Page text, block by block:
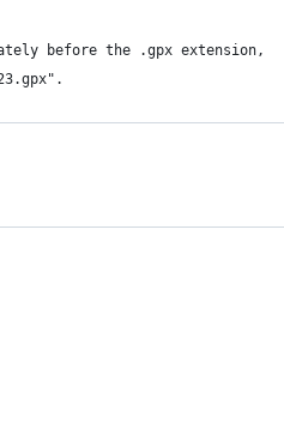
before the .gpx extension,